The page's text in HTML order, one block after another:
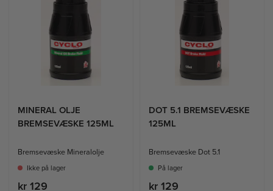
MINERAL OLJE
BREMSEVÆSKE 125ML
Bremsevæske Mineralolje
Ikke på lager
kr 129
DOT 5.1 BREMSEVÆSKE
125ML
Bremsevæske Dot 5.1
På lager
kr 129